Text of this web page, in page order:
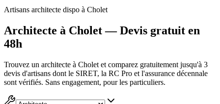
Artisans architecte dispo à Cholet
Architecte à Cholet — Devis gratuit en
48h
Trouvez un architecte à Cholet et comparez gratuitement jusqu'à 3
devis d'artisans dont le SIRET, la RC Pro et l'assurance décennale
sont vérifiés. Sans engagement, pour les particuliers.